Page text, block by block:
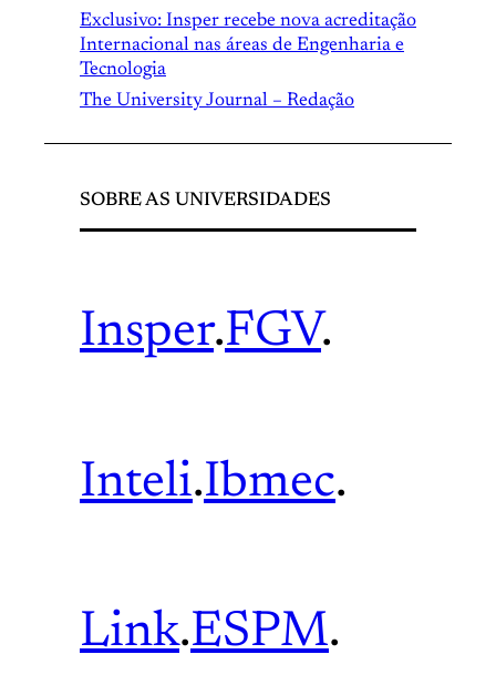
Exclusivo: Insper recebe nova acreditação
Internacional nas áreas de Engenharia e
Tecnologia
The University Journal – Redação
SOBRE AS UNIVERSIDADES
Insper.FGV.
Inteli.Ibmec.
Link.ESPM.